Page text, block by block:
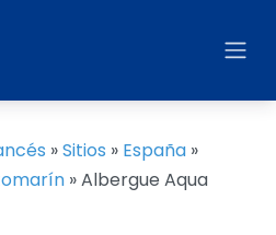
»Sitios » España »
»Albergue Aqua